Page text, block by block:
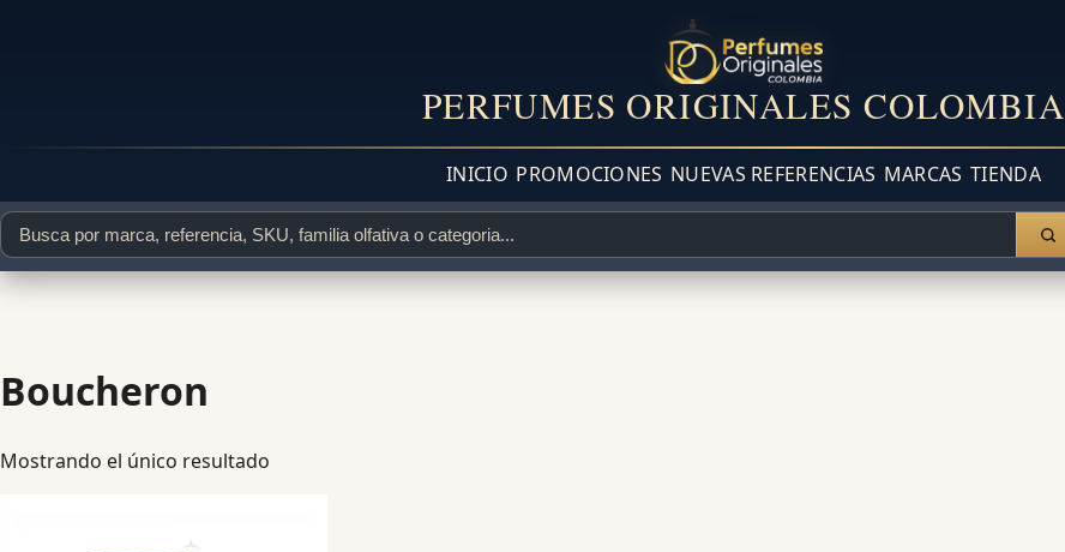
PERFUMES ORIGINALES COLOMBIA
INICIO PROMOCIONES NUEVAS REFERENCIAS MARCAS TIENDA
Boucheron
Mostrando el único resultado